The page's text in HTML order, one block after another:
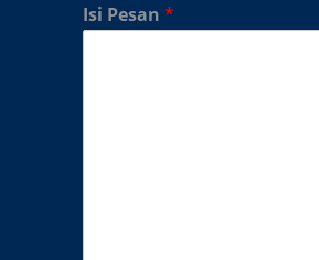
Isi Pesan *